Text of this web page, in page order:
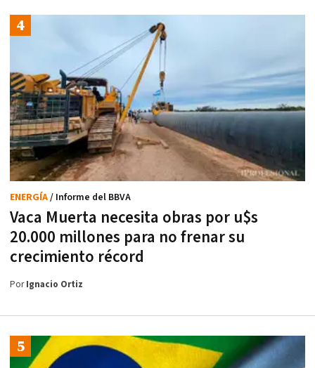
Vaca Muerta necesita obras por u$s
20.000 millones para no frenar su
crecimiento récord
ENERGÍA/ Informe del BBVA
PorIgnacio Ortiz